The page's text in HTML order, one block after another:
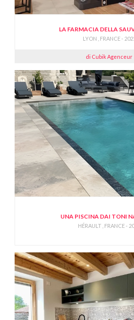
LA FARMACIA DELLA
LYON , FRANCE -
di Cubik Agenceur
UNA PISCINA DAI TONI
HÉRAULT , FRANCE -